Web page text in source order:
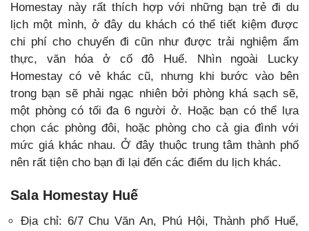
Homestay này rất thích hợp với những bạn trẻ đi du
lịch một mình, ở đây du khách có thể tiết kiệm được
chi phí cho chuyến đi cũn như được trải nghiệm ẩm
thực, văn hóa ở cố đô Huế. Nhìn ngoài Lucky
Homestay có vẻ khác cũ, nhưng khi bước vào bên
trong bạn sẽ phải ngạc nhiên bởi phòng khá sạch sẽ,
một phòng có tối đa 6 người ở. Hoặc bạn có thể lựa
chọn các phòng đôi, hoặc phòng cho cả gia đình với
mức giá khác nhau. Ở đây thuộc trung tâm thành phố
nên rất tiện cho bạn đi lại đến các điểm du lịch khác.
Sala Homestay Huế
Địa chỉ: 6/7 Chu Văn An, Phú Hội, Thành phố Huế,